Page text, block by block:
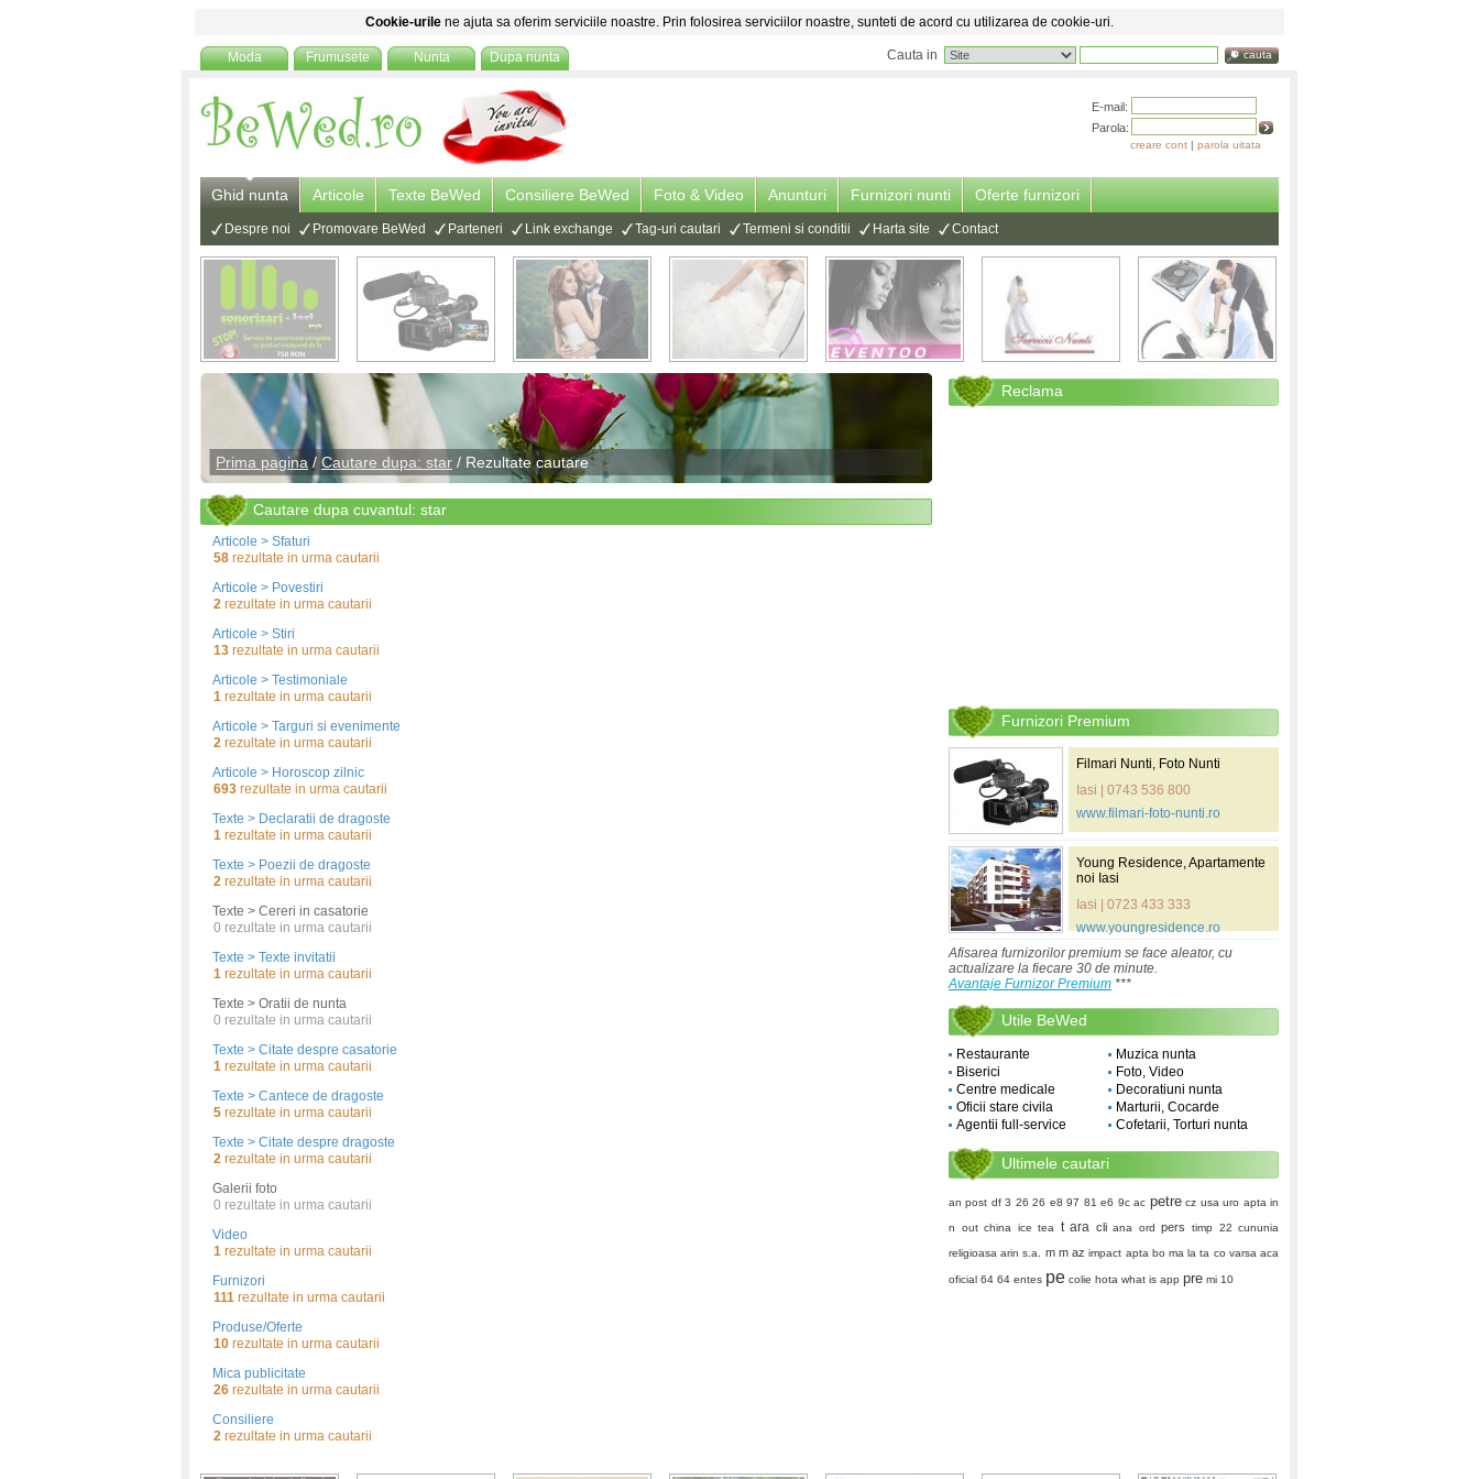
Cookie-urile ne ajuta sa oferim serviciile noastre. Prin folosirea serviciilor noastre, sunteti de acord cu utilizarea de cookie-uri.
Moda Frumusete Nunta Dupa nunta Cauta in cauta
E-mail:
Parola:
creare cont | parola uitata
Ghid nunta Articole Texte BeWed Consiliere BeWed Foto & Video Anunturi Furnizori nunti Oferte furnizori
Despre noi Promovare BeWed Parteneri Link exchange Tag-uri cautari Termeni si conditii Harta site Contact
Prima pagina / Cautare dupa: star / Rezultate cautare
Cautare dupa cuvantul: star
Articole > Sfaturi
58 rezultate in urma cautarii
Articole > Povestiri
2 rezultate in urma cautarii
Articole > Stiri
13 rezultate in urma cautarii
Articole > Testimoniale
1 rezultate in urma cautarii
Articole > Targuri si evenimente
2 rezultate in urma cautarii
Articole > Horoscop zilnic
693 rezultate in urma cautarii
Texte > Declaratii de dragoste
1 rezultate in urma cautarii
Texte > Poezii de dragoste
2 rezultate in urma cautarii
Texte > Cereri in casatorie
0 rezultate in urma cautarii
Texte > Texte invitatii
1 rezultate in urma cautarii
Texte > Oratii de nunta
0 rezultate in urma cautarii
Texte > Citate despre casatorie
1 rezultate in urma cautarii
Texte > Cantece de dragoste
5 rezultate in urma cautarii
Texte > Citate despre dragoste
2 rezultate in urma cautarii
Galerii foto
0 rezultate in urma cautarii
Video
1 rezultate in urma cautarii
Furnizori
111 rezultate in urma cautarii
Produse/Oferte
10 rezultate in urma cautarii
Mica publicitate
26 rezultate in urma cautarii
Consiliere
2 rezultate in urma cautarii
Reclama
Furnizori Premium
Filmari Nunti, Foto Nunti
Iasi | 0743 536 800
www.filmari-foto-nunti.ro
Young Residence, Apartamente
noi Iasi
Iasi | 0723 433 333
www.youngresidence.ro
Afisarea furnizorilor premium se face aleator, cu
actualizare la fiecare 30 de minute.
Avantaje Furnizor Premium ***
Utile BeWed
Restaurante
Biserici
Centre medicale
Oficii stare civila
Agentii full-service
Muzica nunta
Foto, Video
Decoratiuni nunta
Marturii, Cocarde
Cofetarii, Torturi nunta
Ultimele cautari
an post df 3 26 26 e8 97 81 e6 9c ac petre cz usa uro apta in
n out china ice tea t ara cli ana ord pers timp 22 cununia
religioasa arin s.a. m m az impact apta bo ma la ta co varsa aca
oficial 64 64 entes pe colie hota what is app pre mi 10